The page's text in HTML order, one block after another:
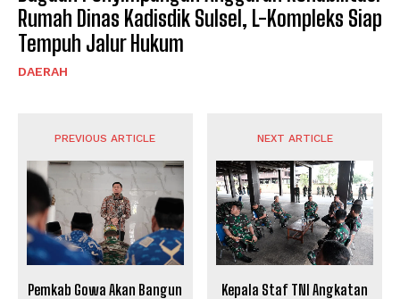
Rumah Dinas Kadisdik Sulsel, L-Kompleks Siap
Tempuh Jalur Hukum
DAERAH
PREVIOUS ARTICLE
Pemkab Gowa Akan Bangun
NEXT ARTICLE
Kepala Staf TNI Angkatan